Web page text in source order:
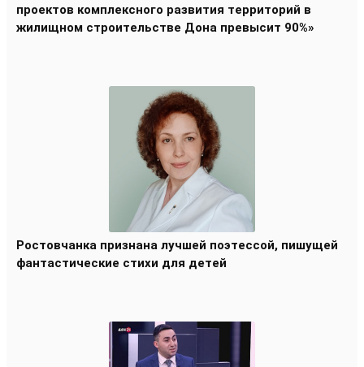
проектов комплексного развития территорий в
жилищном строительстве Дона превысит 90%»
Ростовчанка признана лучшей поэтессой, пишущей
фантастические стихи для детей